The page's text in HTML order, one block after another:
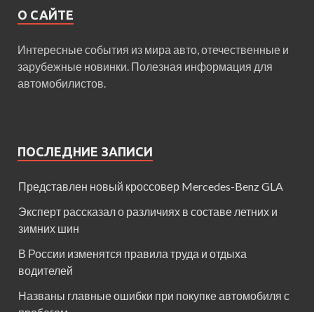
О САЙТЕ
Интересные события из мира авто, отечественные и
зарубежные новинки. Полезная информация для
автомобилистов.
ПОСЛЕДНИЕ ЗАПИСИ
Представлен новый кроссовер Mercedes-Benz GLA
Эксперт рассказал о различиях в составе летних и
зимних шин
В России изменятся правила труда и отдыха
водителей
Названы главные ошибки при покупке автомобиля с